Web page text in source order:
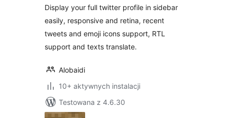
Display your full twitter profile in sidebar
easily, responsive and retina, recent
tweets and emoji icons support, RTL
support and texts translate.
Alobaidi
10+ aktywnych instalacji
Testowana z 4.6.30